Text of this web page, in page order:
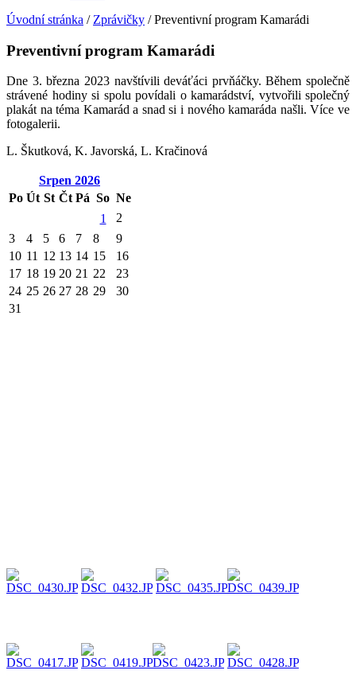
Úvodní stránka / Zprávičky /Preventivní program Kamarádi
Preventivní program Kamarádi
Dne 3. března 2023 navštívili deváťáci prvňáčky. Během společně
strávené hodiny si spolu povídali o kamarádství, vytvořili společný
plakát na téma Kamarád a snad si i nového kamaráda našli. Více ve
fotogalerii.
L. Škutková, K. Javorská, L. Kračinová
Srpen 2026
Po Út St Čt Pá So Ne
1
2
3
4 5 6 7 8
9
10 11 12 13 14 15
16
17 18 19 20 21 22
23
24 25 26 27 28 29
30
31